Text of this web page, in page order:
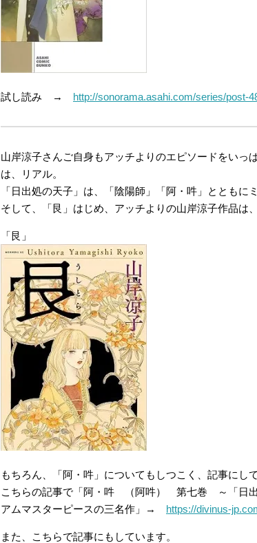
試し読み → http://sonorama.asahi.com/series/post-
山岸涼子さんご自身もアッチよりのエピソードをいっ
は、リアル。
「日出処の天子」は、「陰陽師」「阿・吽」とともに
そして、「艮」はじめ、アッチよりの山岸涼子作品は
「艮」
もちろん、「阿・吽」についてもしつこく、記事にして
こちらの記事で「阿・吽 （阿吽） 第七巻 ～「日出
アムマスターピースの三名作」→ https://divinus-
また、こちらで記事にもしています。